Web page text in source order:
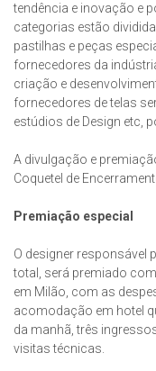
tendência e inovação e
categorias estão
pastilhas e peças
fornecedores da
criação e
fornecedores de telas
estúdios de Design etc,
A divulgação e
Coquetel de
Premiação especial
O designer responsável
total, será premiado
em Milão, com as
acomodação em hotel
da manhã, três
visitas técnicas.